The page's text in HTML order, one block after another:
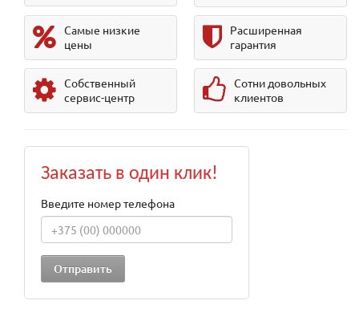
Самые низкие
цены
Расширенная
гарантия
Собственный
сервис-центр
Сотни довольных
клиентов
Заказать в один клик!
Введите номер телефона